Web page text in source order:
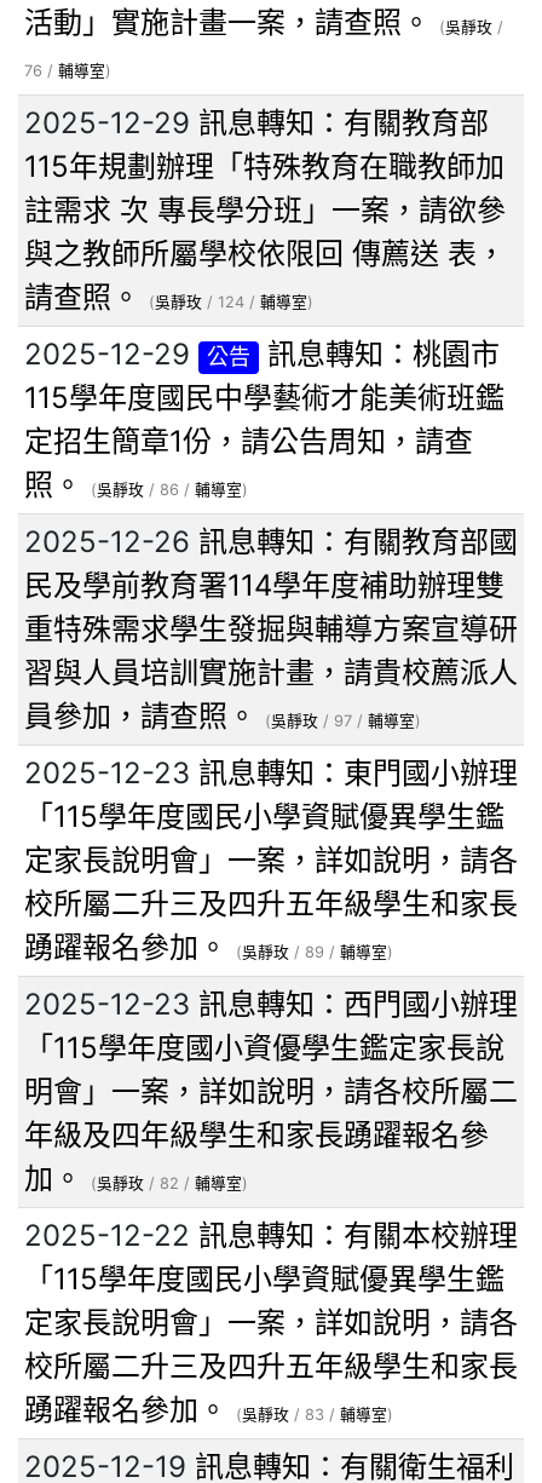
活動」實施計畫一案，請查照。
(吳靜玫 /
76 / 輔導室)
2025-12-29 訊息轉知：有關教育部
115年規劃辦理「特殊教育在職教師加
註需求 次 專長學分班」一案，請欲參
與之教師所屬學校依限回 傳薦送 表，
請查照。
(吳靜玫 / 124 / 輔導室)
2025-12-29 公告
訊息轉知：桃園市
115學年度國民中學藝術才能美術班鑑
定招生簡章1份，請公告周知，請查
照。
(吳靜玫 / 86 / 輔導室)
2025-12-26 訊息轉知：有關教育部國
民及學前教育署114學年度補助辦理雙
重特殊需求學生發掘與輔導方案宣導研
習與人員培訓實施計畫，請貴校薦派人
員參加，請查照。
(吳靜玫 / 97 / 輔導室)
2025-12-23 訊息轉知：東門國小辦理
「115學年度國民小學資賦優異學生鑑
定家長說明會」一案，詳如說明，請各
校所屬二升三及四升五年級學生和家長
踴躍報名參加。
(吳靜玫 / 89 / 輔導室)
2025-12-23 訊息轉知：西門國小辦理
「115學年度國小資優學生鑑定家長說
明會」一案，詳如說明，請各校所屬二
年級及四年級學生和家長踴躍報名參
加。
(吳靜玫 / 82 / 輔導室)
2025-12-22 訊息轉知：有關本校辦理
「115學年度國民小學資賦優異學生鑑
定家長說明會」一案，詳如說明，請各
校所屬二升三及四升五年級學生和家長
踴躍報名參加。
(吳靜玫 / 83 / 輔導室)
2025-12-19 訊息轉知：有關衛生福利